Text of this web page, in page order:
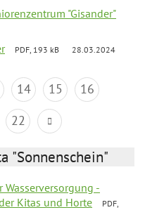
"Gisander"
PDF, 193 kB 28.03.2024
14 15
16
22
"Sonnenschein"
-
Kitas und Horte
PDF,